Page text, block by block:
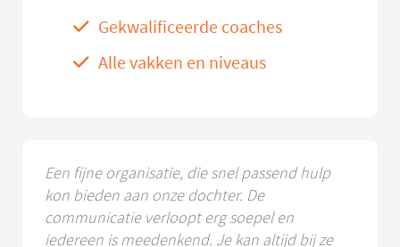
Gekwalificeerde coaches
Alle vakken en niveaus
Een fijne organisatie, die snel passend hulp
kon bieden aan onze dochter. De
communicatie verloopt erg soepel en
iedereen is meedenkend. Je kan altijd bij ze